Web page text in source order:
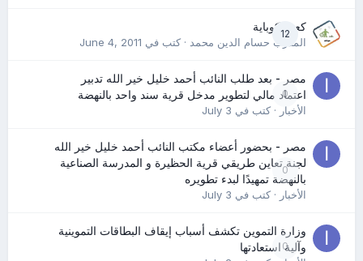
12
كعب كوباية
المدرب حسام الدين محمد· كتب في June 4, 2011
0
مصر - بعد طلب النائب أحمد خليل خير الله تدبير
اعتماد مالي لتطوير مدخل قرية سند واحد بالنهضة
الأخبار· كتب في July 3
0
مصر - بحضور أعضاء مكتب النائب أحمد خليل خير الله
لجنة تعاين طريقي قرية الحظيرة و المدرسة الصناعية
بالنهضة تمهيدًا لبدء تطويره
الأخبار· كتب في July 3
0
وزارة التموين تكشف أسباب إيقاف البطاقات التموينية
وآلية استعادتها